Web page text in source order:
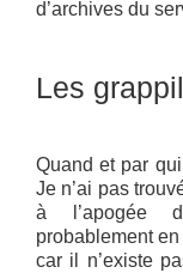
d’archives du
Les
Quand et par
Je n’ai pas
à l’apogée
probablement
car il n’existe